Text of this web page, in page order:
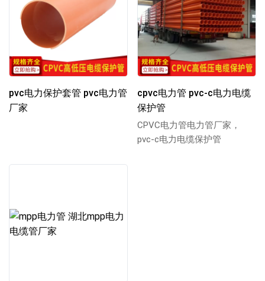
pvc电力保护套管 pvc电力管
厂家
cpvc电力管 pvc-c电力电缆
保护管
CPVC电力管电力管厂家，
pvc-c电力电缆保护管